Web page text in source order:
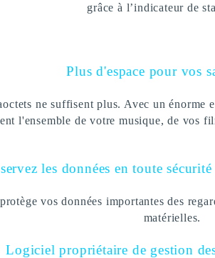
grâce à l’indicateur de
Plus d'espace pour vos
ne suffisent plus. Avec un énorme
l'ensemble de votre musique, de vos
les données en toute
vos données importantes des
matérielles.
Logiciel propriétaire de gestion